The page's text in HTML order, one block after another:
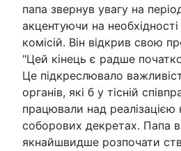
папа звернув увагу на
акцентуючи на
комісій. Він відкрив свою
"Цей кінець є радше
Це підкреслювало
органів, які б у тісній
працювали над реалізацією
соборових декретах. Папа
якнайшвидше розпочати